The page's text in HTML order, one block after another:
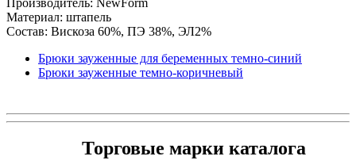
Материал: штапель
Состав: Вискоза 60%, ПЭ 38%, ЭЛ2%
Брюки зауженные для беременных темно-синий
Брюки зауженные темно-коричневый
Торговые марки каталога